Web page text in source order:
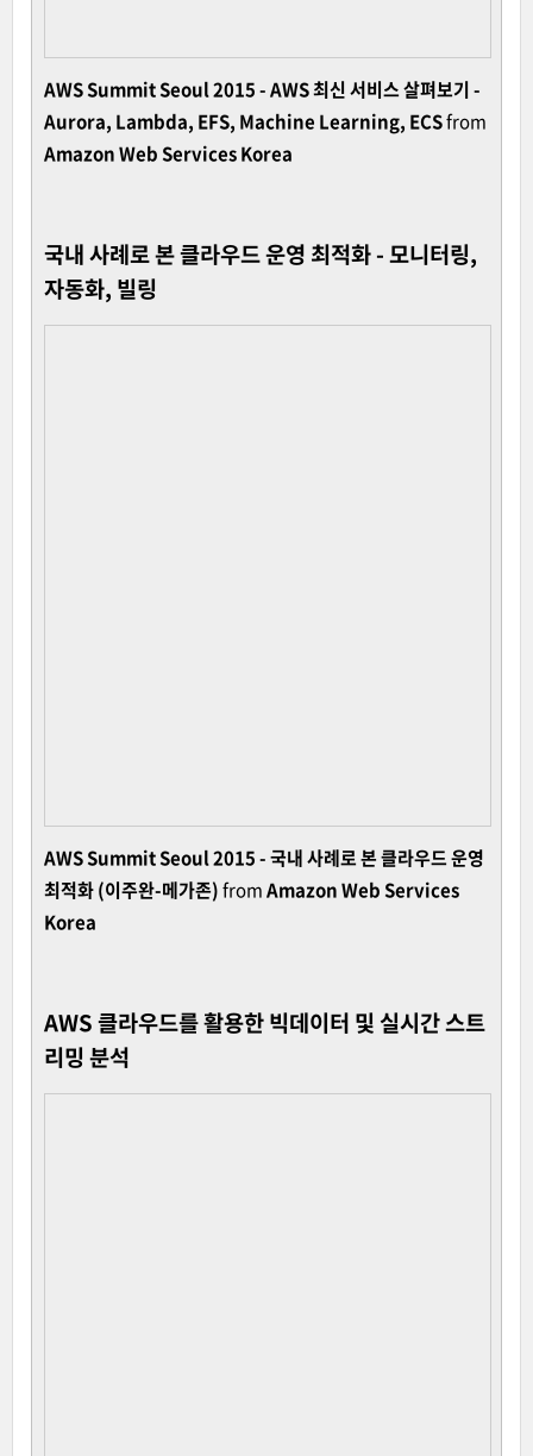
AWS Summit Seoul 2015 - AWS 최신 서비스 살펴보기 -
Aurora, Lambda, EFS, Machine Learning, ECSfrom
Amazon Web Services Korea
국내 사례로 본 클라우드 운영 최적화 - 모니터링,
자동화, 빌링
AWS Summit Seoul 2015 - 국내 사례로 본 클라우드 운영
최적화 (이주완-메가존)fromAmazon Web Services
Korea
AWS 클라우드를 활용한 빅데이터 및 실시간 스트
리밍 분석